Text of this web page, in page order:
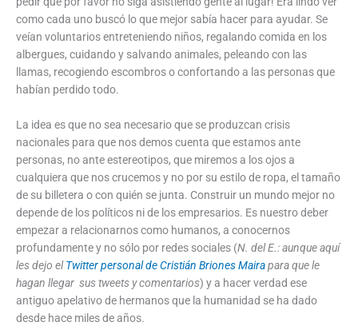
como cada uno buscó lo que mejor sabía hacer para ayudar. Se
veían voluntarios entreteniendo niños, regalando comida en los
albergues, cuidando y salvando animales, peleando con las
llamas, recogiendo escombros o confortando a las personas que
habían perdido todo.
La idea es que no sea necesario que se produzcan crisis
nacionales para que nos demos cuenta que estamos ante
personas, no ante estereotipos, que miremos a los ojos a
cualquiera que nos crucemos y no por su estilo de ropa, el tamaño
de su billetera o con quién se junta. Construir un mundo mejor no
depende de los políticos ni de los empresarios. Es nuestro deber
empezar a relacionarnos como humanos, a conocernos
profundamente y no sólo por redes sociales (N. del E.: aunque aquí
les dejo elTwitter personal de Cristián Briones Mairapara que le
hagan llegar sus tweets y comentarios) y a hacer verdad ese
antiguo apelativo de hermanos que la humanidad se ha dado
desde hace miles de años.